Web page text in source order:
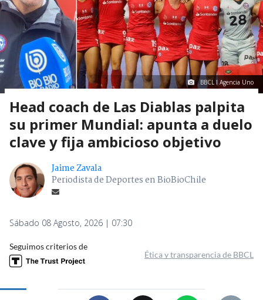
BBCL I Agencia Uno
Head coach de Las Diablas palpita
su primer Mundial: apunta a duelo
clave y fija ambicioso objetivo
Jaime Zavala
Periodista de Deportes en BioBioChile
Sábado 08 Agosto, 2026 | 07:30
Seguimos criterios de
Ética y transparencia de BBCL